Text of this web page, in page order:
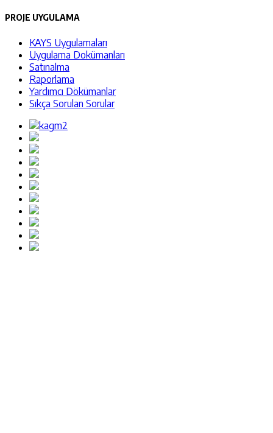
PROJE UYGULAMA
KAYS Uygulamaları
Uygulama Dokümanları
Satınalma
Raporlama
Yardımcı Dökümanlar
Sıkça Sorulan Sorular